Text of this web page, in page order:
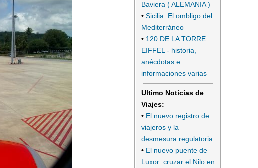
Baviera ( ALEMANIA )
• Sicilia: El ombligo del
Mediterráneo
• 120 DE LA TORRE
EIFFEL - historia,
anécdotas e
informaciones varias
Ultimo Noticias de
Viajes:
• El nuevo registro de
viajeros y la
desmesura regulatoria
• El nuevo puente de
Luxor: cruzar el Nilo en